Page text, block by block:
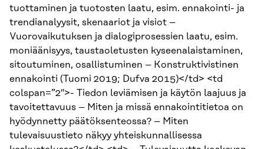
tuottaminen ja tuotosten laatu, esim. ennakointi- ja
trendianalyysit, skenaariot ja visiot –
Vuorovaikutuksen ja dialogiprosessien laatu, esim.
moniäänisyys, taustaoletusten kyseenalaistaminen,
sitoutuminen, osallistuminen – Konstruktivistinen
ennakointi (Tuomi 2019; Dufva 2015)</td> <td
colspan=”2″>- Tiedon leviämisen ja käytön laajuus ja
tavoitettavuus – Miten ja missä ennakointitietoa on
hyödynnetty päätöksenteossa? – Miten
tulevaisuustieto näkyy yhteiskunnallisessa